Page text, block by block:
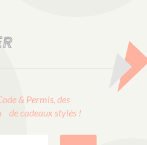
& Permis, des
de cadeaux stylés !